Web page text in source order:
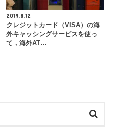
2019.8.12
クレジットカード（VISA）の海
外キャッシングサービスを使っ
て，海外AT…